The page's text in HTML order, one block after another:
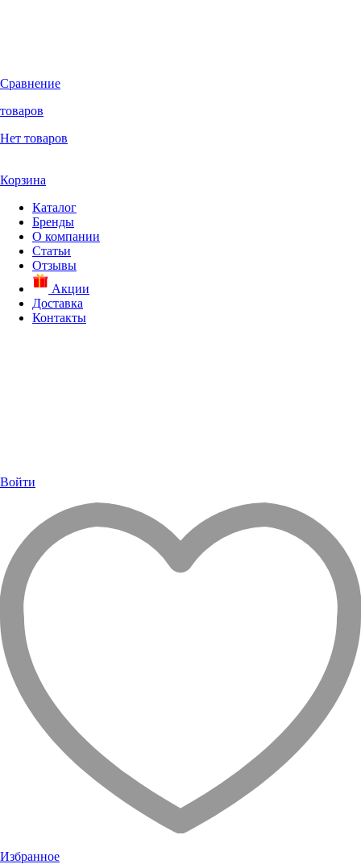
Сравнение
товаров
Нет товаров
Корзина
Каталог
Бренды
О компании
Статьи
Отзывы
Акции
Доставка
Контакты
Войти
Избранное